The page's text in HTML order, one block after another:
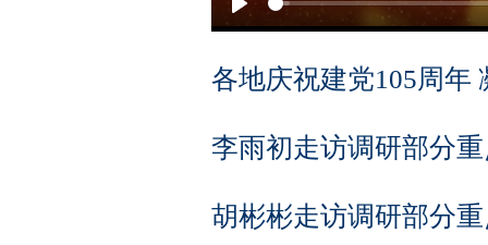
Play
各地庆祝建党105周年
李雨初走访调研部分
胡彬彬走访调研部分